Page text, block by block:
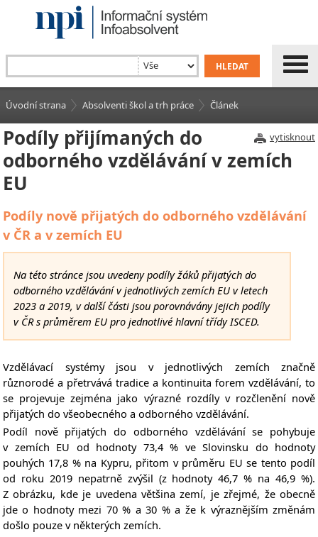
Úvodní strana Absolventi škol a trh práce Článek
vytisknout
Podíly přijímaných do
odborného vzdělávání v zemích
EU
Podíly nově přijatých do odborného vzdělávání
v ČR a v zemích EU
Na této stránce jsou uvedeny podíly žáků přijatých do
odborného vzdělávání v jednotlivých zemích EU v letech
2023 a 2019, v další části jsou porovnávány jejich podíly
v ČR s průměrem EU pro jednotlivé hlavní třídy ISCED.
Vzdělávací systémy jsou v jednotlivých zemích značně
různorodé a přetrvává tradice a kontinuita forem vzdělávání, to
se projevuje zejména jako výrazné rozdíly v rozčlenění nově
přijatých do všeobecného a odborného vzdělávání.
Podíl nově přijatých do odborného vzdělávání se pohybuje
v zemích EU od hodnoty 73,4 % ve Slovinsku do hodnoty
pouhých 17,8 % na Kypru, přitom v průměru EU se tento podíl
od roku 2019 nepatrně zvýšil (z hodnoty 46,7 % na 46,9 %).
Z obrázku, kde je uvedena většina zemí, je zřejmé, že obecně
jde o hodnoty mezi 70 % a 30 % a že k výraznějším změnám
došlo pouze v některých zemích.